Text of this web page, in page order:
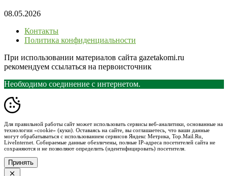
08.05.2026
Контакты
Политика конфиденциальности
При использовании материалов сайта gazetakomi.ru
рекомендуем ссылаться на первоисточник
Необходимо соединение с интернетом.
Для правильной работы сайт может использовать сервисы веб-аналитики, основанные на
технологии «cookie» (куки). Оставаясь на сайте, вы соглашаетесь, что ваши данные
могут обрабатываться с использованием сервисов Яндекс Метрика, Top.Mail.Ru,
LiveInternet. Собираемые данные обезличены, полные IP-адреса посетителей сайта не
сохраняются и не позволяют определить (идентифицировать) посетителя.
Принять